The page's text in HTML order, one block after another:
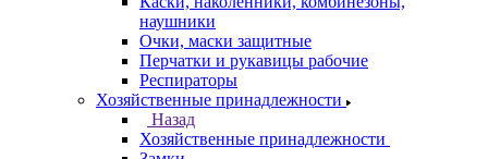
наушники
Очки, маски защитные
Перчатки и рукавицы рабочие
Респираторы
Хозяйственные принадлежности
Назад
Хозяйственные принадлежности